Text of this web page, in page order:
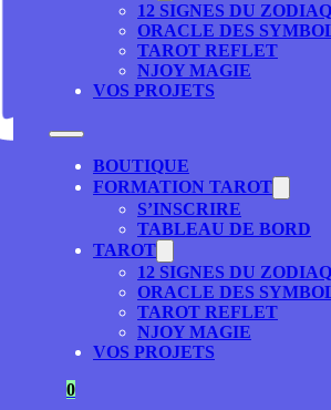
12 SIGNES DU
ORACLE DES
TAROT REFLET
NJOY MAGIE
VOS PROJETS
BOUTIQUE
FORMATION TAROT
S’INSCRIRE
TABLEAU DE BORD
TAROT
12 SIGNES DU
ORACLE DES
TAROT REFLET
NJOY MAGIE
VOS PROJETS
0